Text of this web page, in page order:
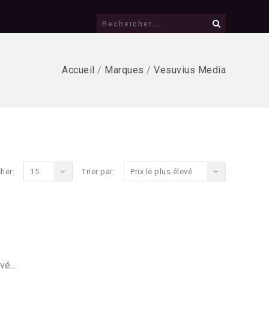
Accueil / Marques / Vesuvius Media
Trier par: Prix le plus élevé
15